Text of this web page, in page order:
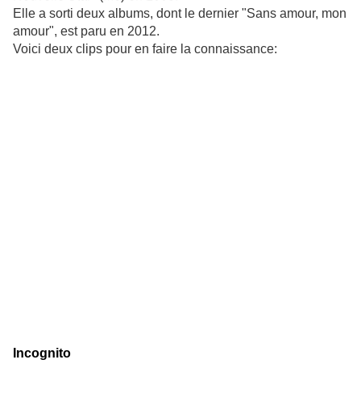
Elle a sorti deux albums, dont le dernier "Sans amour, mon
amour", est paru en 2012.
Voici deux clips pour en faire la connaissance:
Incognito